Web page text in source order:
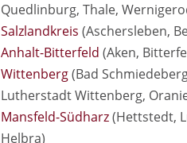
Quedlinburg, Thale,
Salzlandkreis (Aschersleben,
Anhalt-Bitterfeld (Aken,
Wittenberg(Bad
Lutherstadt Wittenberg,
Mansfeld-Südharz(Hettstedt,
Helbra)